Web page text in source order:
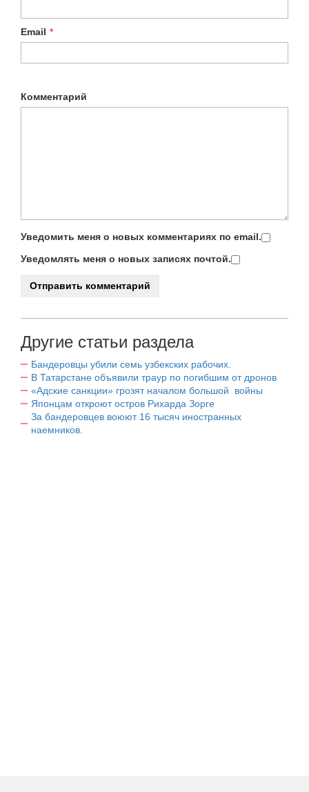
Email *
Комментарий
Уведомить меня о новых комментариях по email.
Уведомлять меня о новых записях почтой.
Другие статьи раздела
Бандеровцы убили семь узбекских рабочих.
В Татарстане объявили траур по погибшим от дронов
«Адские санкции» грозят началом большой войны
Японцам откроют остров Рихарда Зорге
За бандеровцев воюют 16 тысяч иностранных
наемников.